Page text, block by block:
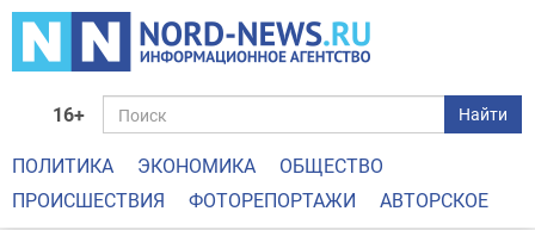
16+ Найти
ПОЛИТИКА ЭКОНОМИКА
ОБЩЕСТВО
ПРОИСШЕСТВИЯ
ФОТОРЕПОРТАЖИ АВТОРСКОЕ